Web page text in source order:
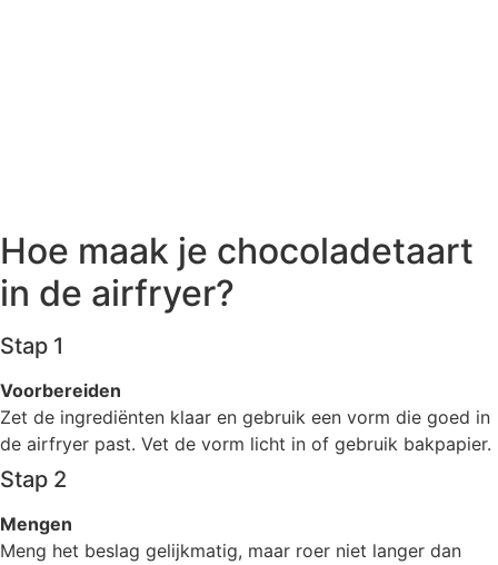
Hoe maak je chocoladetaart
in de airfryer?
Stap 1
Voorbereiden
Zet de ingrediënten klaar en gebruik een vorm die goed in
de airfryer past. Vet de vorm licht in of gebruik bakpapier.
Stap 2
Mengen
Meng het beslag gelijkmatig, maar roer niet langer dan